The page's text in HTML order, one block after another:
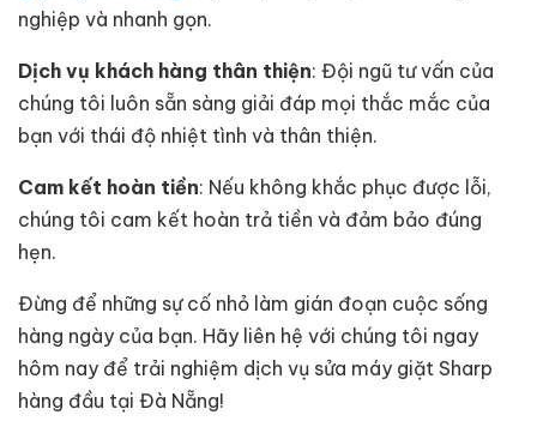
nghiệp và nhanh gọn.
Dịch vụ khách hàng thân thiện: Đội ngũ tư vấn của
chúng tôi luôn sẵn sàng giải đáp mọi thắc mắc của
bạn với thái độ nhiệt tình và thân thiện.
Cam kết hoàn tiền: Nếu không khắc phục được lỗi,
chúng tôi cam kết hoàn trả tiền và đảm bảo đúng
hẹn.
Đừng để những sự cố nhỏ làm gián đoạn cuộc sống
hàng ngày của bạn. Hãy liên hệ với chúng tôi ngay
hôm nay để trải nghiệm dịch vụ sửa máy giặt Sharp
hàng đầu tại Đà Nẵng!